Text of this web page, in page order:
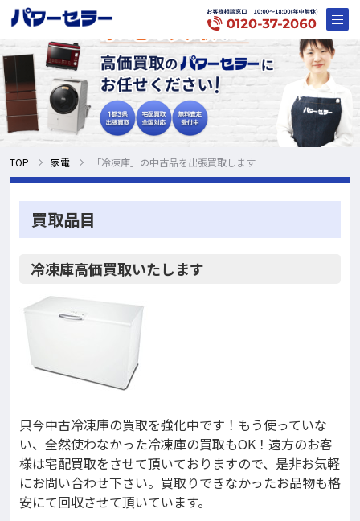
TOP 家電 「冷凍庫」の中古品を出張買取します
買取品目
冷凍庫高価買取いたします
只今中古冷凍庫の買取を強化中です！もう使っていな
い、全然使わなかった冷凍庫の買取もOK！遠方のお客
様は宅配買取をさせて頂いておりますので、是非お気軽
にお問い合わせ下さい。買取りできなかったお品物も格
安にて回収させて頂いています。